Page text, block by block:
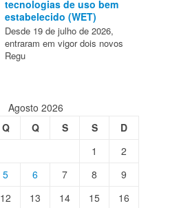
tecnologias de uso bem
estabelecido (WET)
Desde 19 de julho de 2026,
entraram em vigor dois novos
Regu
Agosto 2026
Q Q S S
D
1
2
5 6 7 8
9
12 13 14 15
16